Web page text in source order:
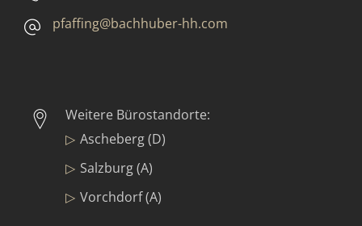
pfaffing@bachhuber-hh.com
Weitere Bürostandorte:
Ascheberg (D)
Salzburg (A)
Vorchdorf (A)